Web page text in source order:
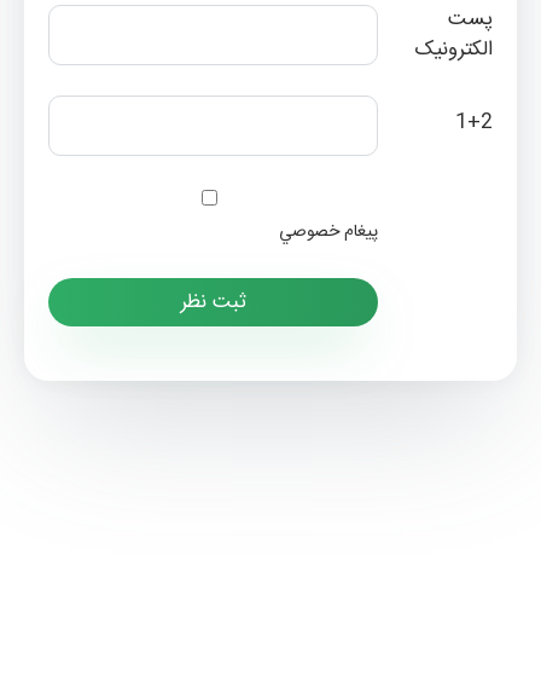
پست
الکترونیک
1+2
پيغام خصوصي